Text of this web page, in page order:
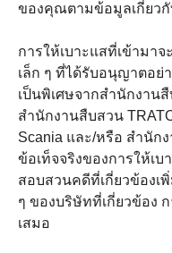
ของคุณตามข้อมูลเกี่ยว
การให้เบาะแสที่เข้ามา
เล็ก ๆ ที่ได้รับอนุญาตอย่
เป็นพิเศษจากสำนักงาน
สำนักงานสืบสวน
Scania และ/หรือ สำนัก
ข้อเท็จจริงของการให้เบ
สอบสวนคดีที่เกี่ยวข้องเ
ๆ ของบริษัทที่เกี่ยวข้อง
เสมอ